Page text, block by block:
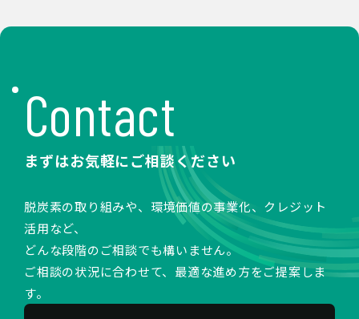
Contact
まずはお気軽にご相談ください
脱炭素の取り組みや、環境価値の事業化、クレジット
活用など、
どんな段階のご相談でも構いません。
ご相談の状況に合わせて、最適な進め方をご提案しま
す。